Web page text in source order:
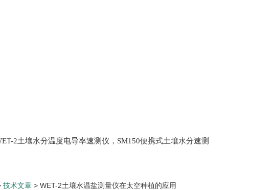
2土壤水分温度电导率速测仪，SM150便携式土壤水分速测
技术文章 > WET-2土壤水温盐测量仪在太空种植的应用